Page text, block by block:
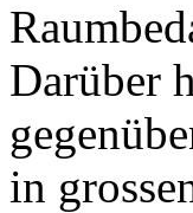
Darüber
in